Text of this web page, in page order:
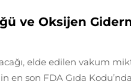
ve Oksijen
elde edilen vakum
en son FDA Gıda